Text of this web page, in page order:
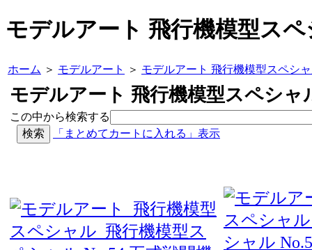
モデルアート 飛行機模型ス
ホーム ＞ モデルアート ＞ モデルアート 飛行機模型スペシ
モデルアート 飛行機模型スペシャ
この中から検索する
「まとめてカートに入れる」表示